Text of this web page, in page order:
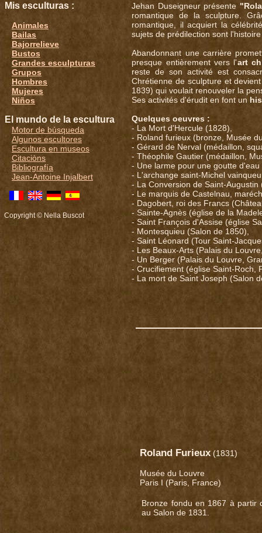
Mis esculturas :
Animales
Bailas
Bajorrelieve
Bustos
Grandes esculpturas
Grupos
Hombres
Mujeres
Niños
El mundo de la escultura
Motor de búsqueda
Algunos escultores
Escultura en museos
Citaciòns
Bibliografía
Jean-Antoine Injalbert
Copyright © Nella Buscot
Jehan Duseigneur présente
romantique de la sculpture.
romantique, il acquiert la
sujets de prédilection sont
Abandonnant une carrière
presque entièrement vers l'art
reste de son activité est
Chrétienne de sculpture et
1839) qui voulait renouveler la
Ses activités d'érudit en font un
Quelques oeuvres :
- La Mort d'Hercule (1828),
- Roland furieux (bronze, Musée
- Gérard de Nerval (médaillon,
- Théophile Gautier (médaillon,
- Une larme pour une goutte
- L'archange saint-Michel
- La Conversion de Saint-
- Le marquis de Castelnau,
- Dagobert, roi des Francs
- Sainte-Agnès (église de la
- Saint François d'Assise (église
- Montesquieu (Salon de 1850),
- Saint Léonard (Tour Saint-
- Les Beaux-Arts (Palais du
- Un Berger (Palais du Louvre,
- Crucifiement (église Saint-Roch,
- La mort de Saint Joseph (Salon
Roland Furieux (1831)
Musée du Louvre
Paris I (Paris, France)
Bronze fondu en 1867 à partir
au Salon de 1831.